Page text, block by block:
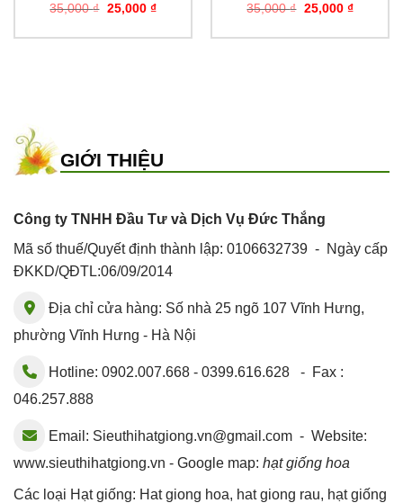
35,000₫ Giá
35,000 ₫.
25,000 ₫Giá
là:
35,000₫ Giá
35,000 ₫.
25,000 ₫Giá
là:
GIỚI THIỆU
Công ty TNHH Đầu Tư và Dịch Vụ Đức Thắng
Mã số thuế/Quyết định thành lập: 0106632739 - Ngày cấp
ĐKKD/QĐTL:06/09/2014
Địa chỉ cửa hàng: Số nhà 25 ngõ 107 Vĩnh Hưng,
phường Vĩnh Hưng - Hà Nội
Hotline: 0902.007.668 - 0399.616.628 - Fax :
046.257.888
Email: Sieuthihatgiong.vn@gmail.com - Website:
www.sieuthihatgiong.vn - Google map: hạt giống hoa
Các loại Hạt giống: Hat giong hoa, hat giong rau, hạt giống